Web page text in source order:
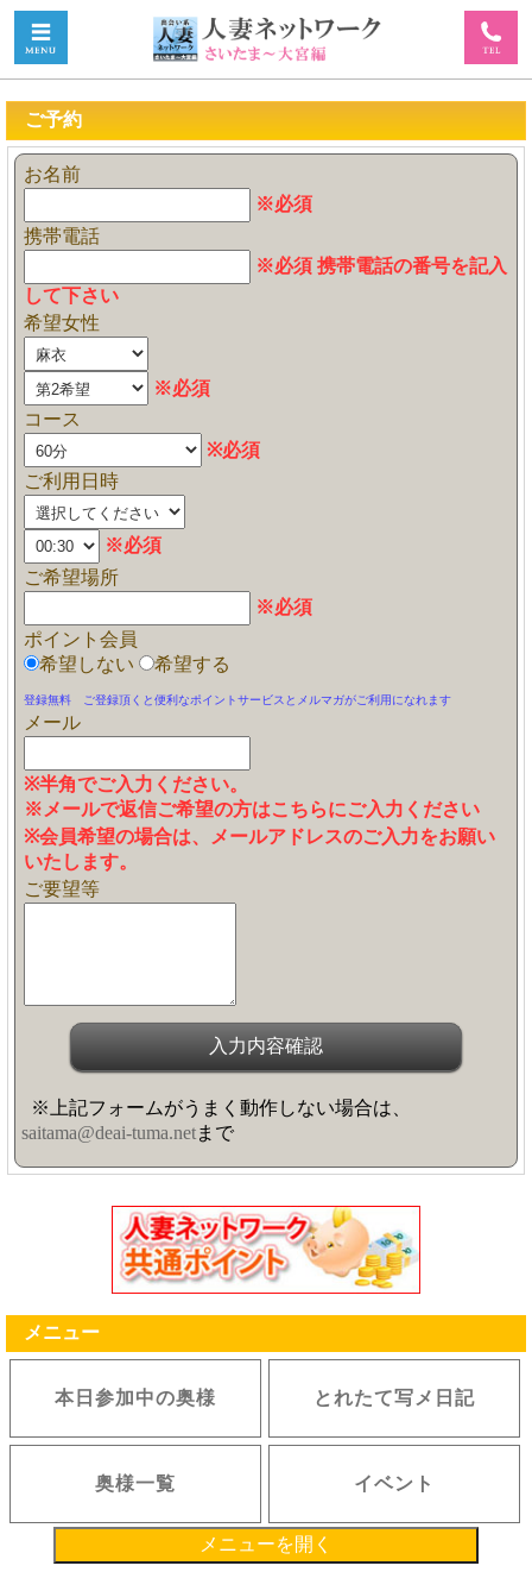
ご予約
お名前
※必須
携帯電話
※必須 携帯電話の番号を記入
して下さい
希望女性
※必須
コース
※必須
ご利用日時
※必須
ご希望場所
※必須
ポイント会員
希望しない
希望する
登録無料 ご登録頂くと便利なポイントサービスとメルマガがご利用になれます
メール
※半角でご入力ください。
※メールで返信ご希望の方はこちらにご入力ください
※会員希望の場合は、メールアドレスのご入力をお願い
いたします。
ご要望等
※上記フォームがうまく動作しない場合は、
saitama@deai-tuma.netまで
メニュー
本日参加中の奥様 とれたて写メ日記
奥様一覧 イベント
メニューを開く